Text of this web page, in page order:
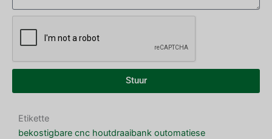
Stuur
Etikette
bekostigbare cnc houtdraaibank outomatiese